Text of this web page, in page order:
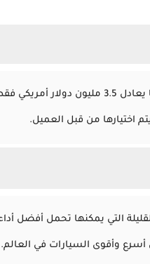
يصل سعر السيارة بوجاتي شيرون إلى مبلغ 13 مليون ريال سعودي أي ما
اختيارها من قبل العميل.
القليلة التي يمكنها تحمل أفضل